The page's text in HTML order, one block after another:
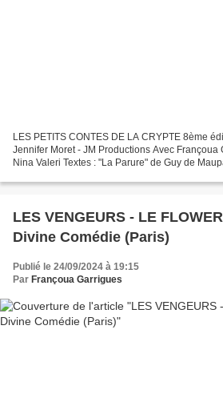
LES PETITS CONTES DE LA CRYPTE 8ème
Jennifer Moret - JM Productions Avec Françoua
Nina Valeri Textes : "La Parure" de Guy de
LES VENGEURS - LE
Divine Comédie (Paris)
Publié le 24/09/2024 à 19:15
Par Françoua Garrigues